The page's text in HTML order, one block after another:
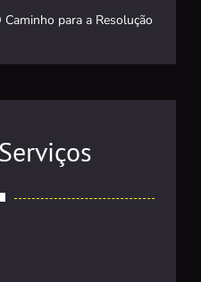
Caminho para a Resolução